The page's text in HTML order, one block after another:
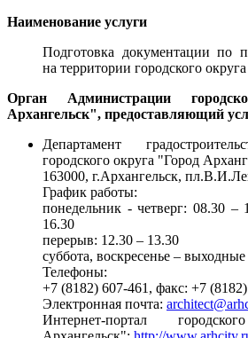
Наименование услуги
Подготовка документации по
на территории городского
Орган Администрации
Архангельск", предоставляющий
Департамент
городского округа "Город
163000, г.Архангельск,
График работы:
понедельник - четверг: 08.30 –
16.30
перерыв: 12.30 – 13.30
суббота, воскресенье –
Телефоны:
+7 (8182) 607-461, факс: +7
Электронная почта:
Интернет-портал